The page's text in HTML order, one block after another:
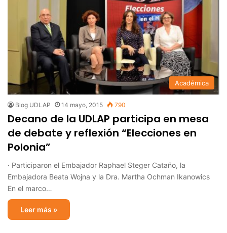
Académica
Blog UDLAP 14 mayo, 2015 790
Decano de la UDLAP participa en mesa
de debate y reflexión “Elecciones en
Polonia”
· Participaron el Embajador Raphael Steger Cataño, la
Embajadora Beata Wojna y la Dra. Martha Ochman Ikanowics
En el marco…
Leer más »